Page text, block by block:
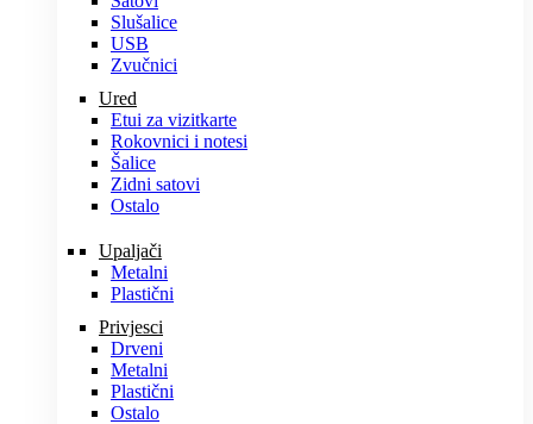
Slušalice
USB
Zvučnici
Ured
Etui za vizitkarte
Rokovnici i notesi
Šalice
Zidni satovi
Ostalo
Upaljači
Metalni
Plastični
Privjesci
Drveni
Metalni
Plastični
Ostalo